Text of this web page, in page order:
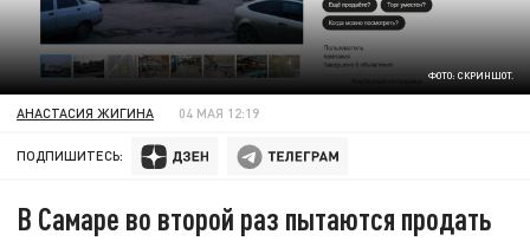
ФОТО: СКРИНШОТ.
АНАСТАСИЯ ЖИГИНА 04 МАЯ 12:19
ПОДПИШИТЕСЬ:
В Самаре во второй раз пытаются продать